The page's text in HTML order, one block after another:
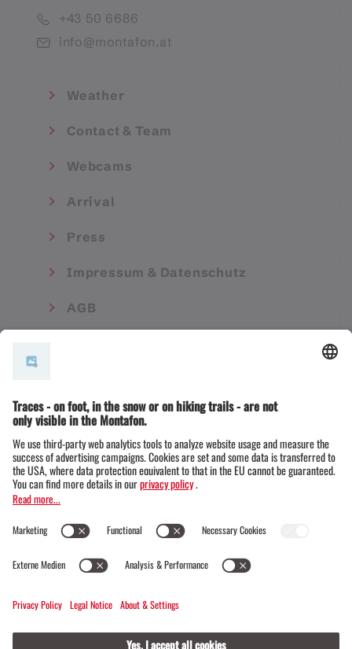
+43 50 6686
info@montafon.at
Weather
Contact & Team
Webcams
Arrival
Press
Impressum & Datenschutz
AGB